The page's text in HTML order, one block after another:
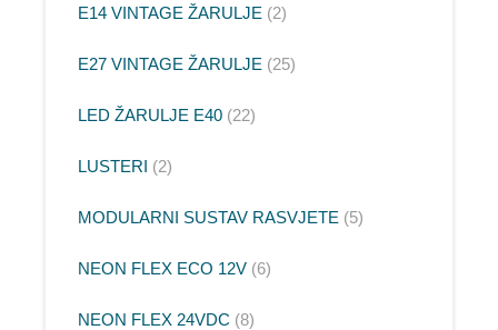
E14 VINTAGE ŽARULJE 2
E27 VINTAGE ŽARULJE 25
LED ŽARULJE E40 22
LUSTERI 2
MODULARNI SUSTAV RASVJETE 5
NEON FLEX ECO 12V 6
NEON FLEX 24VDC 8